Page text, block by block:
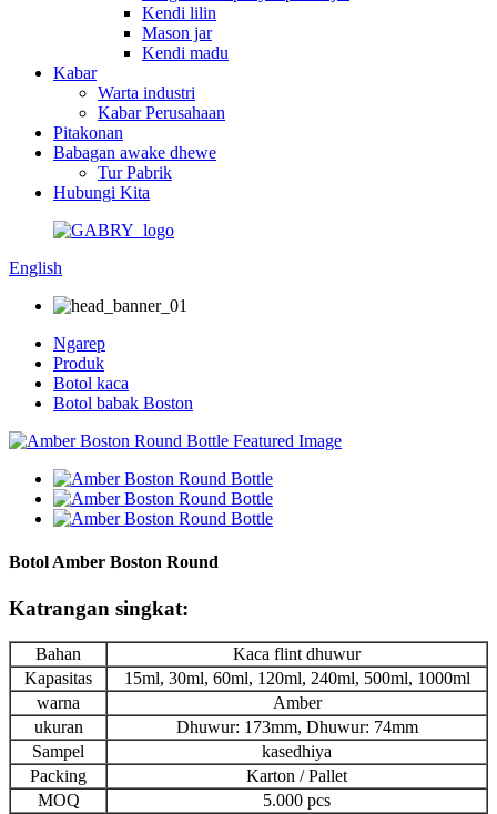
Kendi lilin
Mason jar
Kendi madu
Kabar
Warta industri
Kabar Perusahaan
Pitakonan
Babagan awake dhewe
Tur Pabrik
Hubungi Kita
English
Ngarep
Produk
Botol kaca
Botol babak Boston
Botol Amber Boston Round
Katrangan singkat:
Bahan
Kaca flint dhuwur
Kapasitas
15ml, 30ml, 60ml, 120ml, 240ml, 500ml, 1000ml
warna
Amber
ukuran
Dhuwur: 173mm, Dhuwur: 74mm
Sampel
kasedhiya
Packing
Karton / Pallet
MOQ
5.000 pcs